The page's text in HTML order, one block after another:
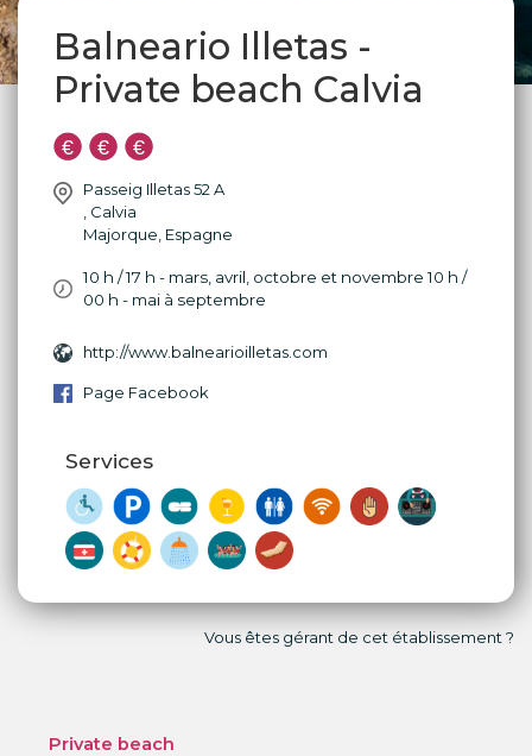
Balneario Illetas -
Private beach Calvia
Passeig Illetas 52 A
Calvia
Majorque Espagne
10 h / 17 h - mars, avril, octobre et novembre 10 h /
00 h - mai à septembre
http://www.balnearioilletas.com
Page Facebook
Services
Vous êtes gérant de cet établissement ?
Private beach